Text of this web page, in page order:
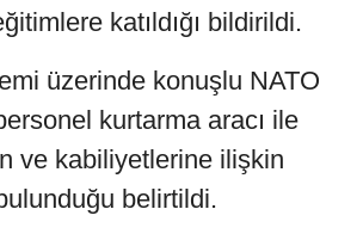
katıldığı bildirildi.
üzerinde konuşlu NATO
kurtarma aracı ile
ve kabiliyetlerine ilişkin
belirtildi.